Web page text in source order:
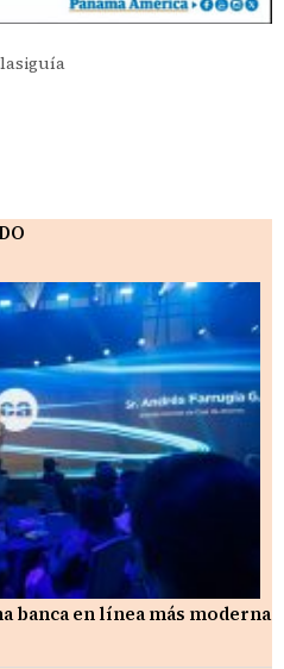
banca en línea más moderna